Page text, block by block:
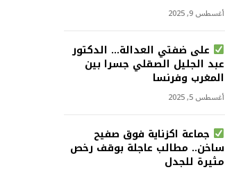
أغسطس 9, 2025
على ضفتي العدالة… الدكتور
عبد الجليل الصقلي جسرا بين
المغرب وفرنسا
أغسطس 5, 2025
جماعة اكزناية فوق صفيح
ساخن.. مطالب عاجلة بوقف رخص
مثيرة للجدل